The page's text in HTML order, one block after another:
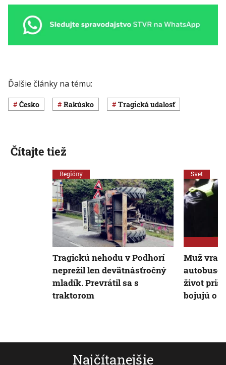
Ďalšie články na tému:
Česko Rakúsko Tragická udalosť
Najčítanejšie
Čítajte tiež
Regióny
Tragickú nehodu v Podhorí
neprežil len devätnásťročný
mladík. Prevrátil sa s
traktorom
Svet
Muž
život
bojujú o